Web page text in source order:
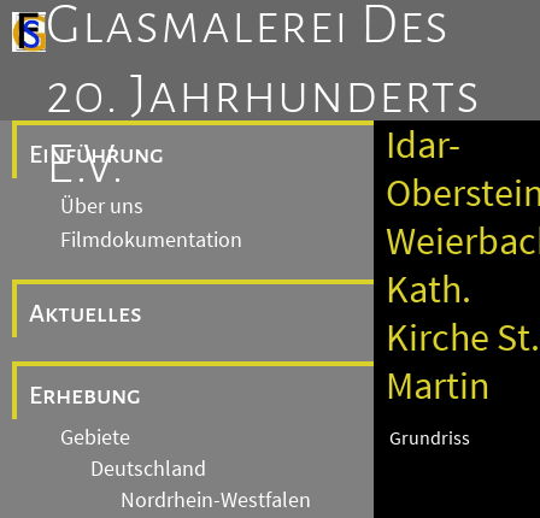
Glasmalerei Des
20. Jahrhunderts
E.V.
Einführung
Über uns
Filmdokumentation
Aktuelles
Erhebung
Gebiete
Deutschland
Nordrhein-Westfalen
Idar-
Kath.
Kirche St.
Martin
Grundriss